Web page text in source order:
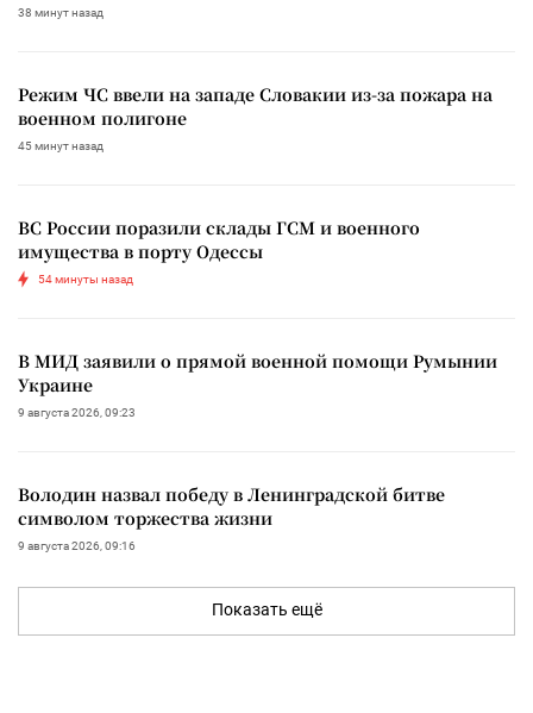
38 минут назад
Режим ЧС ввели на западе Словакии из-за пожара на
военном полигоне
45 минут назад
ВС России поразили склады ГСМ и военного
имущества в порту Одессы
54 минуты назад
В МИД заявили о прямой военной помощи Румынии
Украине
9 августа 2026, 09:23
Володин назвал победу в Ленинградской битве
символом торжества жизни
9 августа 2026, 09:16
Показать ещё